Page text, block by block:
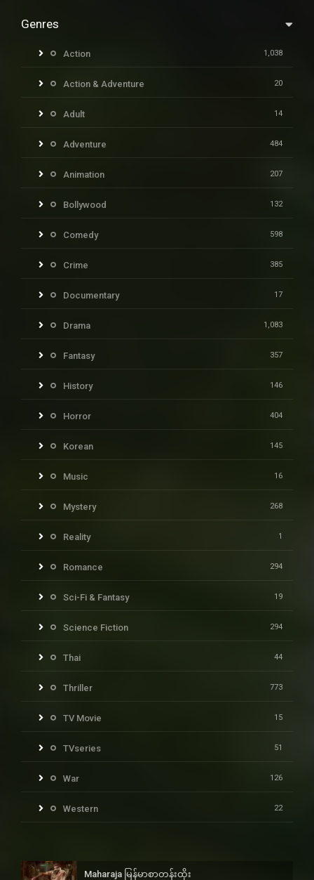
Genres
Action 1,038
Action & Adventure 20
Adult 14
Adventure 484
Animation 207
Bollywood 132
Comedy 598
Crime 385
Documentary 17
Drama 1,083
Fantasy 357
History 146
Horror 404
Korean 145
Music 16
Mystery 268
Reality 1
Romance 294
Sci-Fi & Fantasy 19
Science Fiction 294
Thai 44
Thriller 773
TV Movie 15
TVseries 51
War 126
Western 22
Maharaja မြန်မာစာတန်းထိုး